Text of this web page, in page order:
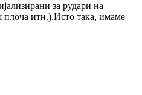
за рудари на
итн.).Исто така, имаме